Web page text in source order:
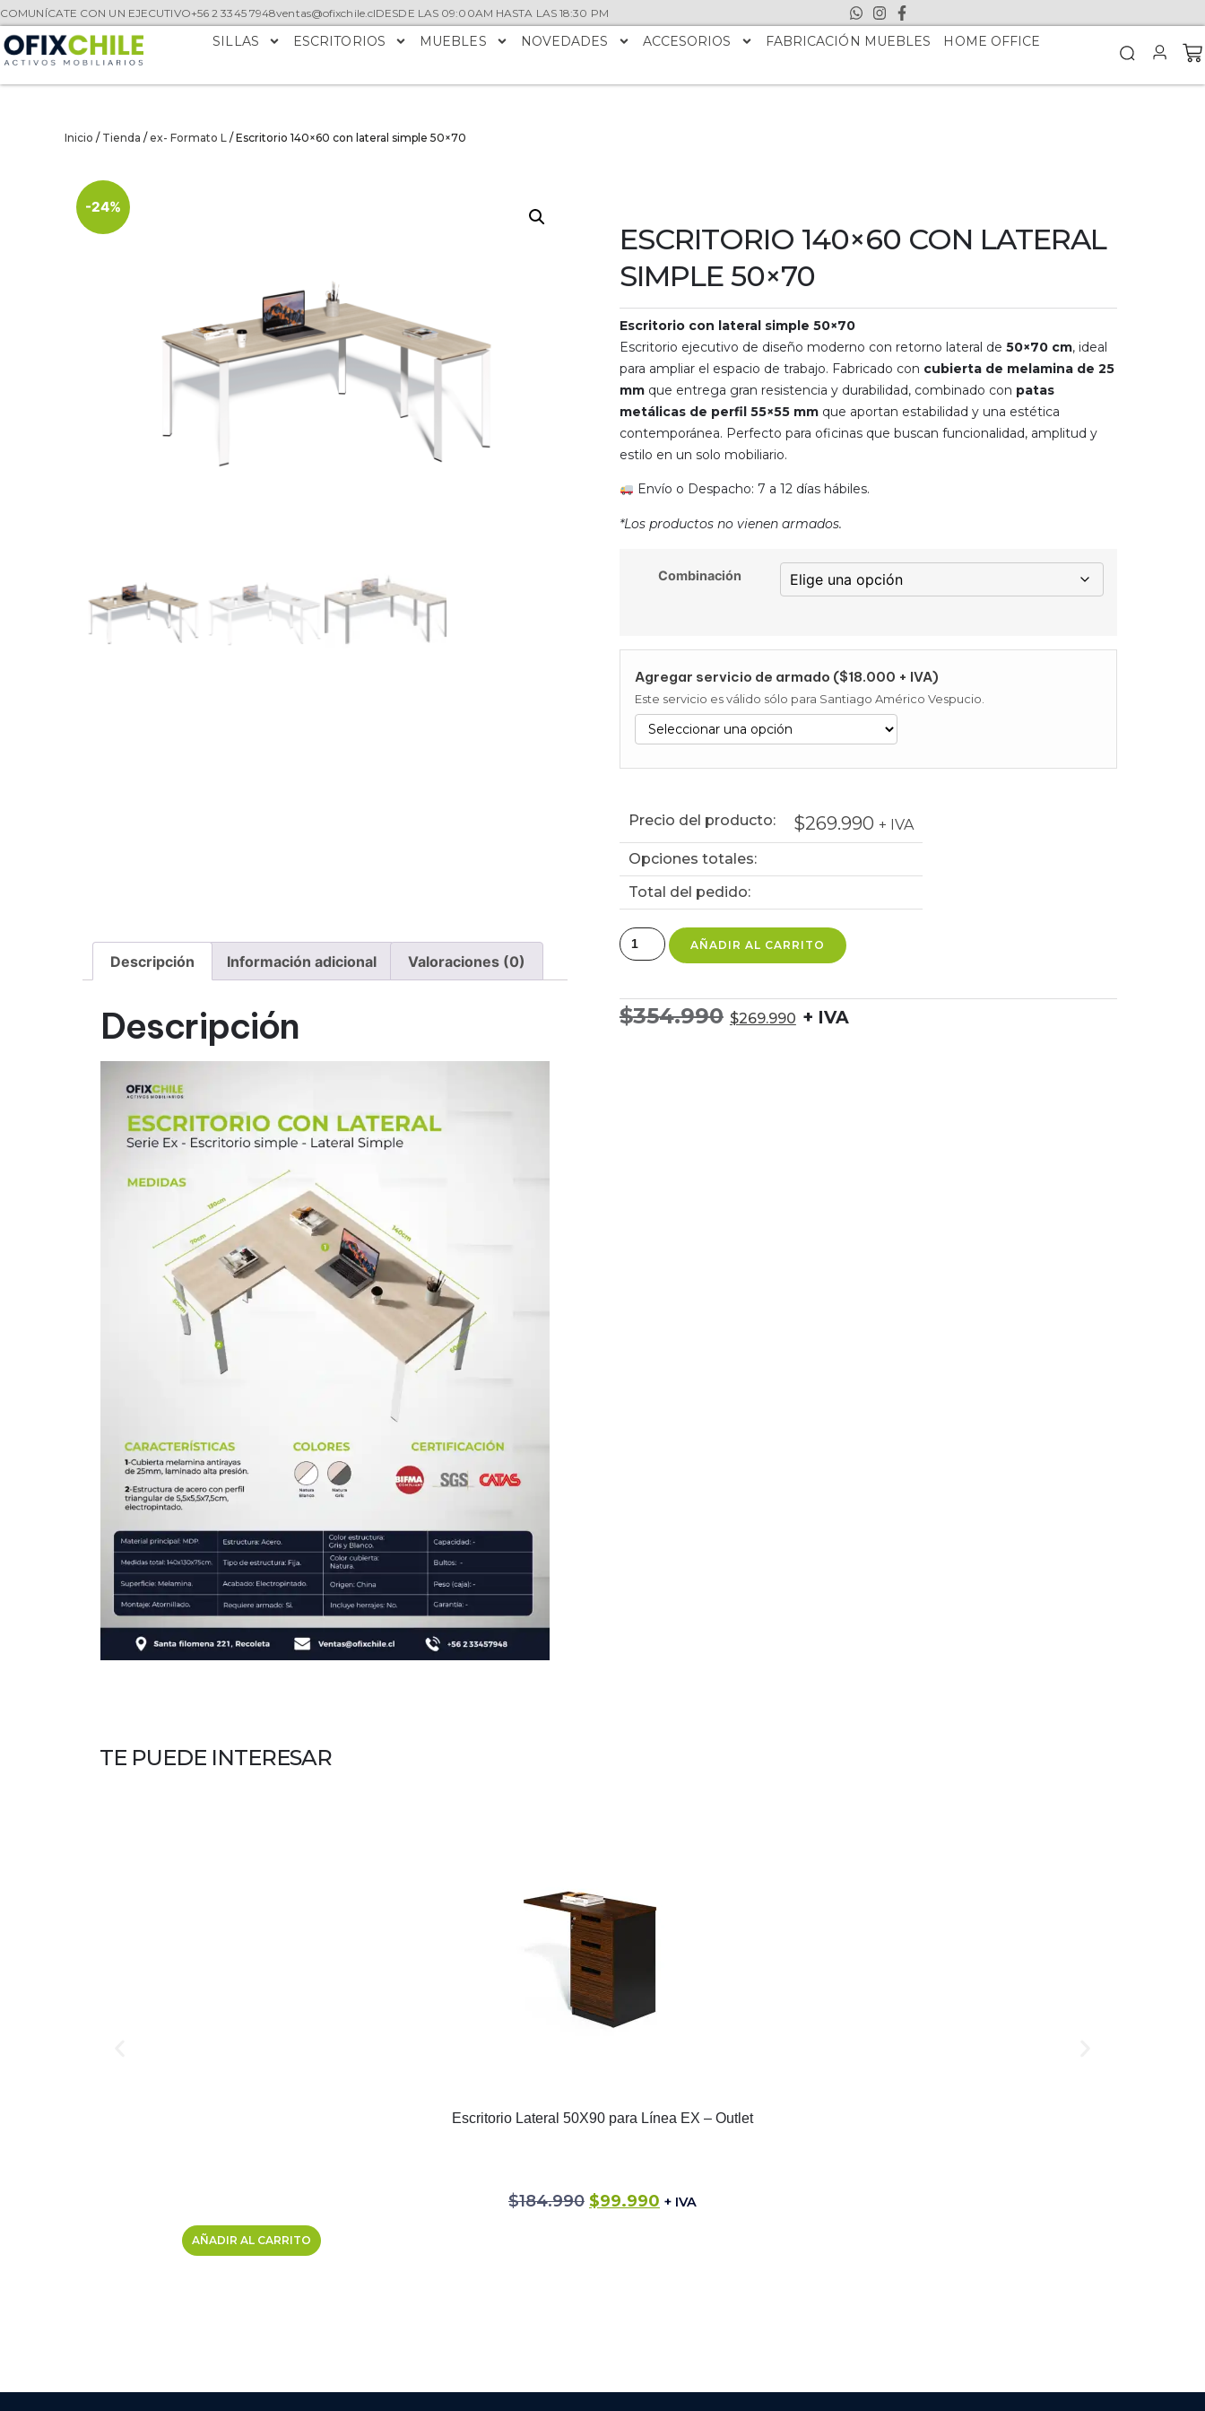
COMUNÍCATE CON UN EJECUTIVO+56 2 3345 7948ventas@ofixchile.clDESDE LAS 09:00AM HASTA LAS 18:30 PM
SILLAS ESCRITORIOS MUEBLES NOVEDADES ACCESORIOS FABRICACIÓN MUEBLES HOME OFFICE
Inicio / Tienda / ex- Formato L / Escritorio 140×60 con lateral simple 50×70
-24%
Descripción Información adicional Valoraciones (0)
Descripción
ESCRITORIO 140×60 CON LATERAL
SIMPLE 50×70
Escritorio con lateral simple 50×70
Escritorio ejecutivo de diseño moderno con retorno lateral de 50×70 cm, ideal
para ampliar el espacio de trabajo. Fabricado con cubierta de melamina de 25
mmque entrega gran resistencia y durabilidad, combinado con patas
metálicas de perfil 55×55 mmque aportan estabilidad y una estética
contemporánea. Perfecto para oficinas que buscan funcionalidad, amplitud y
estilo en un solo mobiliario.
Envío o Despacho: 7 a 12 días hábiles.
*Los productos no vienen armados.
Combinación
Agregar servicio de armado ($18.000 + IVA)
Este servicio es válido sólo para Santiago Américo Vespucio.
Precio del producto: $269.990 + IVA
Opciones totales:
Total del pedido:
AÑADIR AL CARRITO
$354.990 $269.990 + IVA
TE PUEDE INTERESAR
Escritorio Lateral 50X90 para Línea EX – Outlet
$184.990 $99.990 + IVA
AÑADIR AL CARRITO